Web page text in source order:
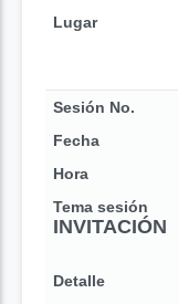
Lugar
Sesión No.
Fecha
Hora
Tema sesión
INVITACIÓN
Detalle